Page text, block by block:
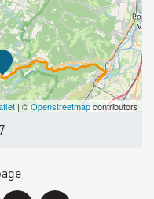
| ©Openstreetmapcontributors